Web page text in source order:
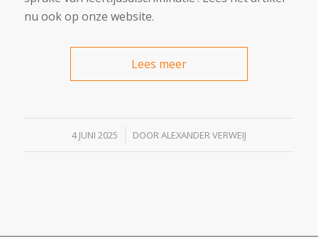
nu ook op onze website.
Lees meer
4 JUNI 2025
/ DOORALEXANDER VERWEIJ